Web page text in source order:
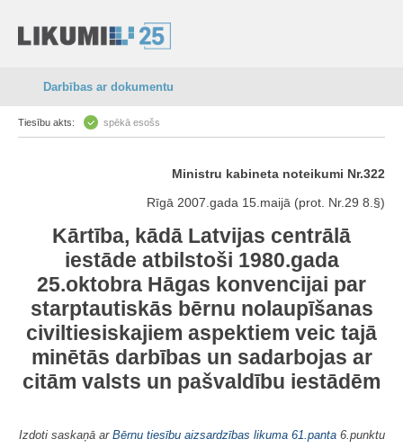
Darbības ar dokumentu
Tiesību akts: spēkā esošs
Ministru kabineta noteikumi Nr.322
Rīgā 2007.gada 15.maijā (prot. Nr.29 8.§)
Kārtība, kādā Latvijas centrālā
iestāde atbilstoši 1980.gada
25.oktobra Hāgas konvencijai par
starptautiskās bērnu nolaupīšanas
civiltiesiskajiem aspektiem veic tajā
minētās darbības un sadarbojas ar
citām valsts un pašvaldību iestādēm
Izdoti saskaņā ar Bērnu tiesību aizsardzības likuma 61.panta 6.punktu